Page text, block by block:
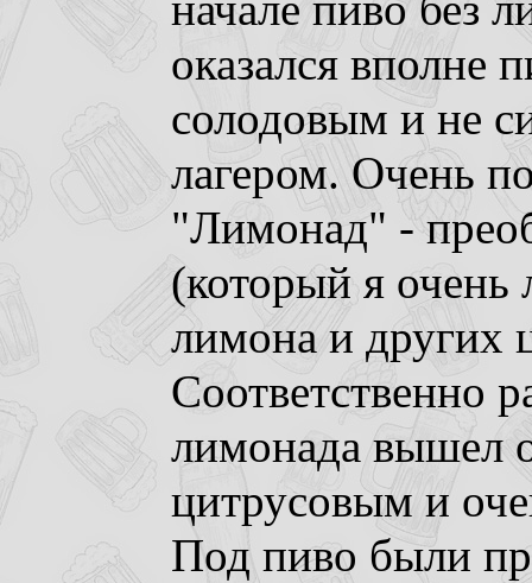
оказался вполне
солодовым и не
лагером. Очень
"Лимонад" -
(который я
лимона и других
Соответственно
лимонада вышел
цитрусовым и
Под пиво были